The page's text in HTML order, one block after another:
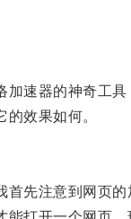
器的神奇工具
效果如何。
先注意到网页的